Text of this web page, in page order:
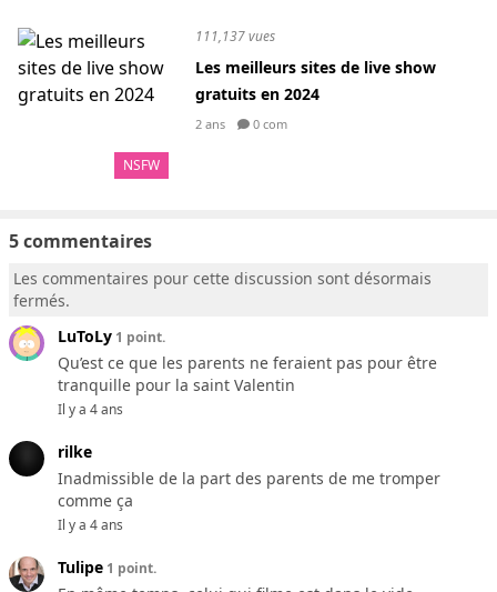
NSFW
111,137 vues
Les meilleurs sites de live show
gratuits en 2024
2 ans 0 com
5 commentaires
Les commentaires pour cette discussion sont désormais
fermés.
LuToLy 1 point.
Qu’est ce que les parents ne feraient pas pour être
tranquille pour la saint Valentin
Il y a 4 ans
rilke
Inadmissible de la part des parents de me tromper
comme ça
Il y a 4 ans
Tulipe 1 point.